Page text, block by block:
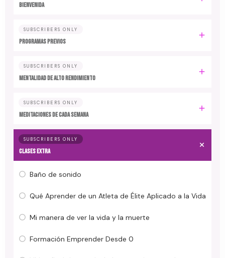
BIENVENIDA
SUBSCRIBERS ONLY
PROGRAMAS PREVIOS
SUBSCRIBERS ONLY
MENTALIDAD DE ALTO RENDIMIENTO
SUBSCRIBERS ONLY
MEDITACIONES DE CADA SEMANA
SUBSCRIBERS ONLY
CLASES EXTRA
Baño de sonido
Qué Aprender de un Atleta de Élite Aplicado a la Vida
Mi manera de ver la vida y la muerte
Formación Emprender Desde 0